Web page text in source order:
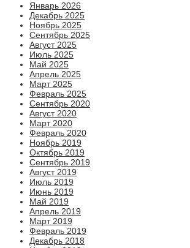
Январь 2026
Декабрь 2025
Ноябрь 2025
Сентябрь 2025
Август 2025
Июль 2025
Май 2025
Апрель 2025
Март 2025
Февраль 2025
Сентябрь 2020
Август 2020
Март 2020
Февраль 2020
Ноябрь 2019
Октябрь 2019
Сентябрь 2019
Август 2019
Июль 2019
Июнь 2019
Май 2019
Апрель 2019
Март 2019
Февраль 2019
Декабрь 2018